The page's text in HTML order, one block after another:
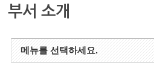
부서 소개
메뉴를 선택하세요.